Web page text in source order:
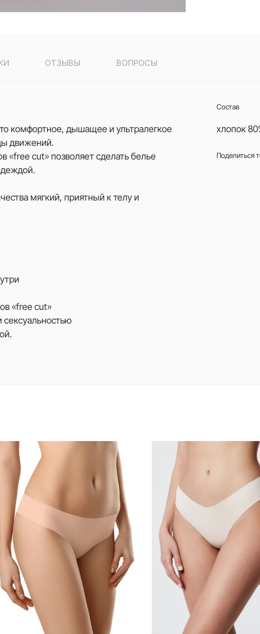
ОТЗЫВЫ ВОПРОСЫ
комфортное, дышащее и ультралегкое
движений.
«free cut» позволяет сделать белье
мягкий, приятный к телу и
«free cut»
Состав
хлопок
Поделиться